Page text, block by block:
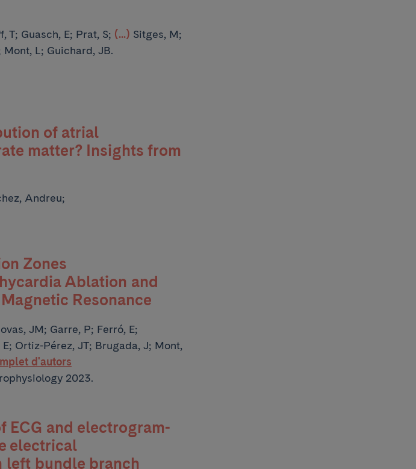
T; Guasch, E; Prat, S; (...) Sitges, M;
L; Guichard, JB.
of atrial
matter? Insights from
Andreu;
Zones
Ablation and
Resonance
JM; Garre, P; Ferró, E;
Ortiz-Pérez, JT; Brugada, J; Mont,
d'autors
2023.
ECG and electrogram-
electrical
left bundle branch